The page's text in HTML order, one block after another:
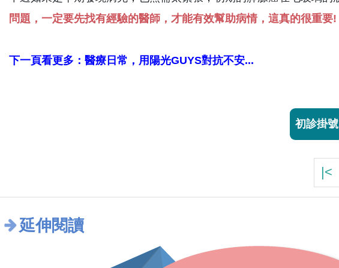
問題，一定要先找有經驗的醫師，才能有效幫助病情，這真的很重要!
下一頁看更多：醫療日常，用陽光GUYS對抗不安...
初診掛號
|<
延伸閱讀